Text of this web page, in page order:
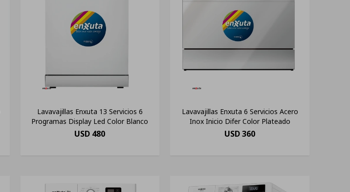
Lavavajillas Enxuta 13 Servicios 6
Programas Display Led Color Blanco
USD 480
Lavavajillas Enxuta 6 Servicios Acero
Inox Inicio Difer Color Plateado
USD360